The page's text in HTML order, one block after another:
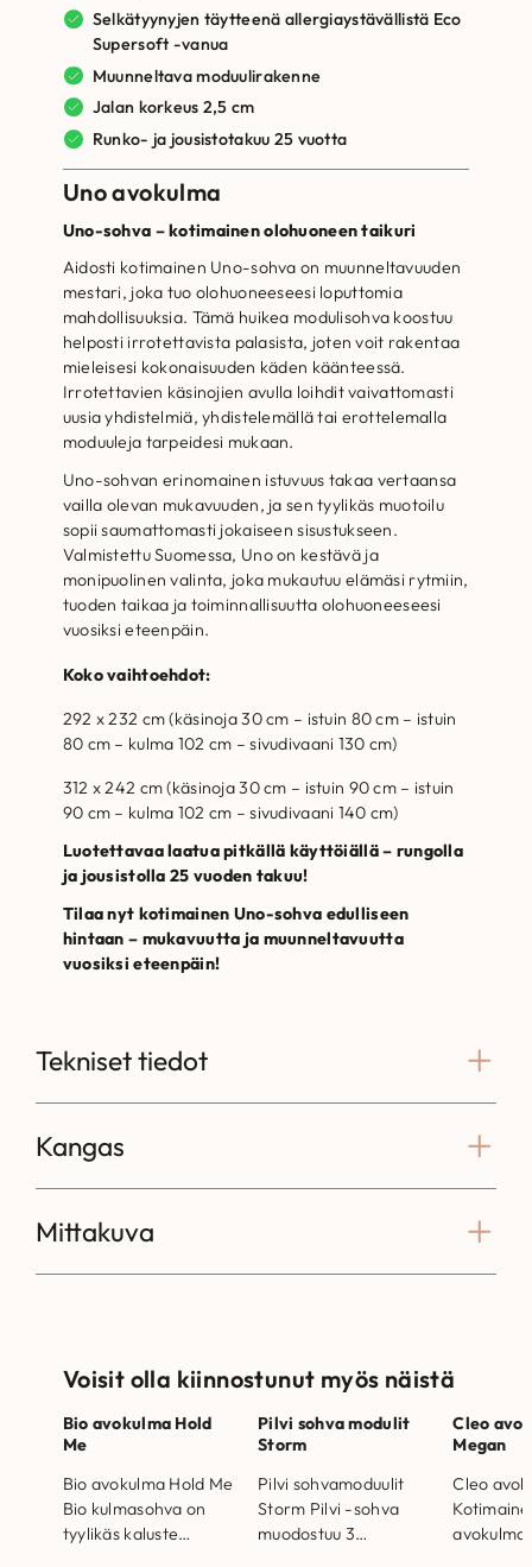
Selkätyynyjen täytteenä allergiaystävällistä Eco
Supersoft -vanua
Muunneltava moduulirakenne
Jalan korkeus 2,5 cm
Runko- ja jousistotakuu 25 vuotta
Uno avokulma
Uno-sohva – kotimainen olohuoneen taikuri
Aidosti kotimainen Uno-sohva on muunneltavuuden
mestari, joka tuo olohuoneeseesi loputtomia
mahdollisuuksia. Tämä huikea modulisohva koostuu
helposti irrotettavista palasista, joten voit rakentaa
mieleisesi kokonaisuuden käden käänteessä.
Irrotettavien käsinojien avulla loihdit vaivattomasti
uusia yhdistelmiä, yhdistelemällä tai erottelemalla
moduuleja tarpeidesi mukaan.
Uno-sohvan erinomainen istuvuus takaa vertaansa
vailla olevan mukavuuden, ja sen tyylikäs muotoilu
sopii saumattomasti jokaiseen sisustukseen.
Valmistettu Suomessa, Uno on kestävä ja
monipuolinen valinta, joka mukautuu elämäsi rytmiin,
tuoden taikaa ja toiminnallisuutta olohuoneeseesi
vuosiksi eteenpäin.
Koko vaihtoehdot:
292 x 232 cm (käsinoja 30 cm – istuin 80 cm – istuin
80 cm – kulma 102 cm – sivudivaani 130 cm)
312 x 242 cm (käsinoja 30 cm – istuin 90 cm – istuin
90 cm – kulma 102 cm – sivudivaani 140 cm)
Luotettavaa laatua pitkällä käyttöiällä – rungolla
ja jousistolla 25 vuoden takuu!
Tilaa nyt kotimainen Uno-sohva edulliseen
hintaan – mukavuutta ja muunneltavuutta
vuosiksi eteenpäin!
Tekniset tiedot
Kangas
Mittakuva
Voisit olla kiinnostunut myös näistä
Bio avokulma Hold
Me
Bio avokulma Hold Me
Bio kulmasohva on
tyylikäs kaluste
Pilvi sohva modulit
Storm
Pilvi sohvamoduulit
Storm Pilvi -sohva
muodostuu 3
Cleo
Megan
Cleo